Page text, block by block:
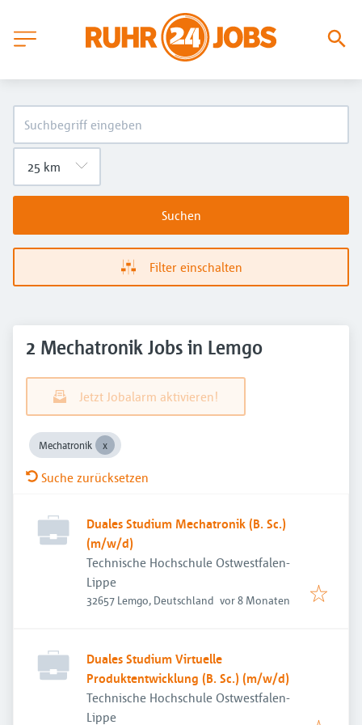
Suchen
Filter einschalten
2 Mechatronik Jobs in Lemgo
Jetzt Jobalarm aktivieren!
Mechatronik
Suche zurücksetzen
Duales Studium Mechatronik (B. Sc.)
(m/w/d)
Technische Hochschule Ostwestfalen-
Lippe
32657 Lemgo, Deutschland Veröffentlicht:
vor 8 Monaten
Duales Studium Virtuelle
Produktentwicklung (B. Sc.) (m/w/d)
Technische Hochschule Ostwestfalen-
Lippe